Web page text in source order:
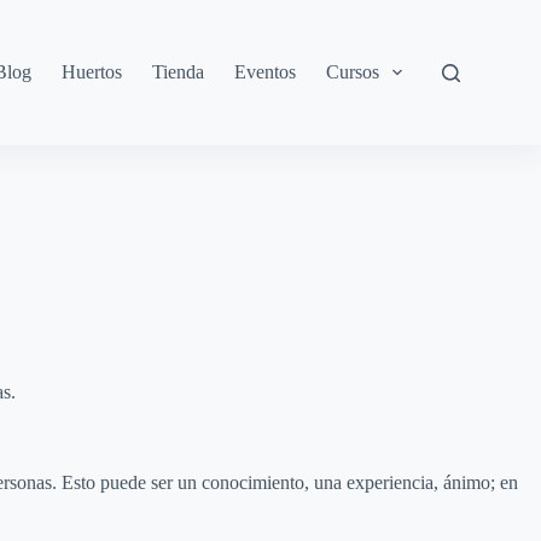
Huertos Tienda Eventos Cursos
Esto puede ser un conocimiento, una experiencia, ánimo; en